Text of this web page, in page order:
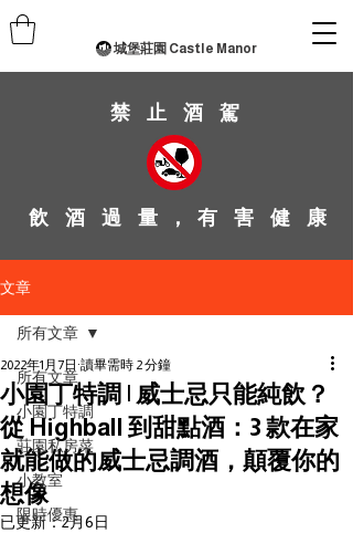
城堡莊園 Castle Manor
禁 止 酒 駕
飲 酒 過 量 ， 有 害 健 康
文章
所有文章
小園丁特調
莊園私房菜
小教室
限時優惠
所有文章
小園丁特調 | 威士忌只能純飲？
從 Highball 到甜點酒：3 款在家
就能做的威士忌調酒，顛覆你的
想像
2022年1月7日 讀畢需時 2 分鐘
已更新：2月6日